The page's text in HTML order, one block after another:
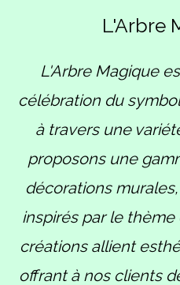
L'Arbre
L'Arbre Magique
célébration du
à travers une
proposons une
décorations
inspirés par le thème
créations allient
offrant à nos clients